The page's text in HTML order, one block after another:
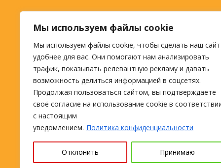
Мы используем файлы cookie
Мы используем файлы cookie, чтобы сделать наш сайт
удобнее для вас. Они помогают нам анализировать
трафик, показывать релевантную рекламу и давать
возможность делиться информацией в соцсетях.
Продолжая пользоваться сайтом, вы подтверждаете
своё согласие на использование cookie в
с настоящим
уведомлением. Политика конфиденциальности
Отклонить Принимаю